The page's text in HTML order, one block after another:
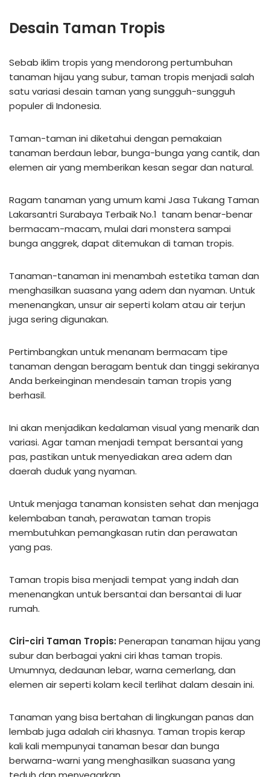
Desain Taman Tropis
Sebab iklim tropis yang mendorong pertumbuhan
tanaman hijau yang subur, taman tropis menjadi salah
satu variasi desain taman yang sungguh-sungguh
populer di Indonesia.
Taman-taman ini diketahui dengan pemakaian
tanaman berdaun lebar, bunga-bunga yang cantik, dan
elemen air yang memberikan kesan segar dan natural.
Ragam tanaman yang umum kami Jasa Tukang Taman
Lakarsantri Surabaya Terbaik No.1 tanam benar-benar
bermacam-macam, mulai dari monstera sampai
bunga anggrek, dapat ditemukan di taman tropis.
Tanaman-tanaman ini menambah estetika taman dan
menghasilkan suasana yang adem dan nyaman. Untuk
menenangkan, unsur air seperti kolam atau air terjun
juga sering digunakan.
Pertimbangkan untuk menanam bermacam tipe
tanaman dengan beragam bentuk dan tinggi sekiranya
Anda berkeinginan mendesain taman tropis yang
berhasil.
Ini akan menjadikan kedalaman visual yang menarik dan
variasi. Agar taman menjadi tempat bersantai yang
pas, pastikan untuk menyediakan area adem dan
daerah duduk yang nyaman.
Untuk menjaga tanaman konsisten sehat dan menjaga
kelembaban tanah, perawatan taman tropis
membutuhkan pemangkasan rutin dan perawatan
yang pas.
Taman tropis bisa menjadi tempat yang indah dan
menenangkan untuk bersantai dan bersantai di luar
rumah.
Ciri-ciri Taman Tropis: Penerapan tanaman hijau yang
subur dan berbagai yakni ciri khas taman tropis.
Umumnya, dedaunan lebar, warna cemerlang, dan
elemen air seperti kolam kecil terlihat dalam desain ini.
Tanaman yang bisa bertahan di lingkungan panas dan
lembab juga adalah ciri khasnya. Taman tropis kerap
kali kali mempunyai tanaman besar dan bunga
berwarna-warni yang menghasilkan suasana yang